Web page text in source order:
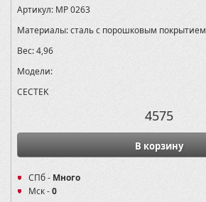
Артикул: MP 0263
Материалы:сталь с порошковым покрытием
Вес:4,96
Модели:
CECTEK
4575
В корзину
СПб - Много
Мск -0